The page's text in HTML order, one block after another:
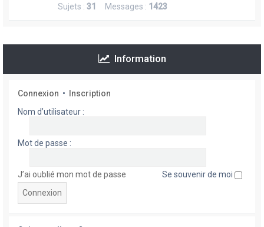
Sujets : 31 Messages : 1423
Information
Connexion •
Inscription
Nom d’utilisateur :
Mot de passe :
J’ai oublié mon mot de passe Se souvenir de moi